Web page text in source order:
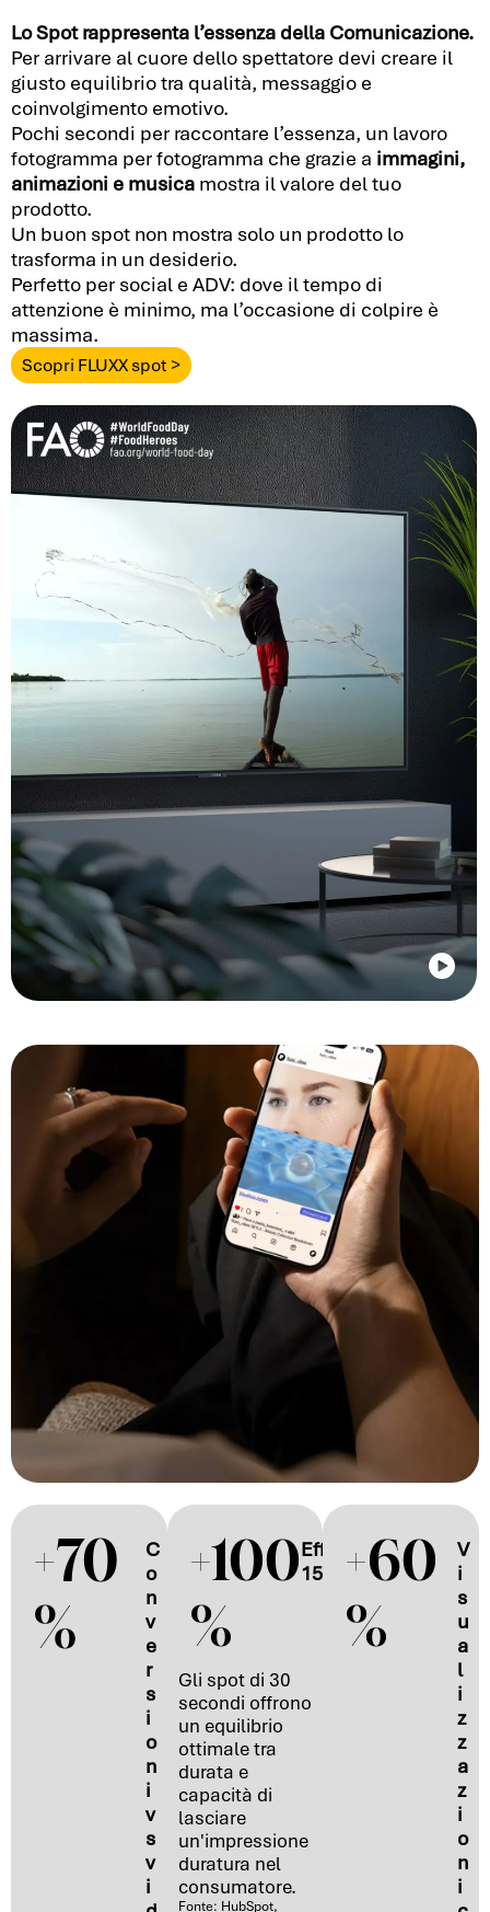
Lo Spot rappresenta l’essenza della Comunicazione.
Per arrivare al cuore dello spettatore devi creare il
giusto equilibrio tra qualità, messaggio e
coinvolgimento emotivo.
Pochi secondi per raccontare l’essenza, un lavoro
fotogramma per fotogramma che grazie a immagini,
animazioni e musica mostra il valore del tuo
prodotto.
Un buon spot non mostra solo un prodotto lo
trasforma in un desiderio.
Perfetto per social e ADV: dove il tempo di
attenzione è minimo, ma l’occasione di colpire è
massima.
Scopri FLUXX spot >
+70
%
C
o
n
v
e
r
s
i
o
n
i
v
s
v
i
+100
%
Efficacia vs
15 e 7 sec
Gli spot di 30
secondi offrono
un equilibrio
ottimale tra
durata e
capacità di
lasciare
un'impressione
duratura nel
consumatore.
Fonte: HubSpot,
+60
%
V
i
s
u
a
l
i
z
z
a
z
i
o
n
i